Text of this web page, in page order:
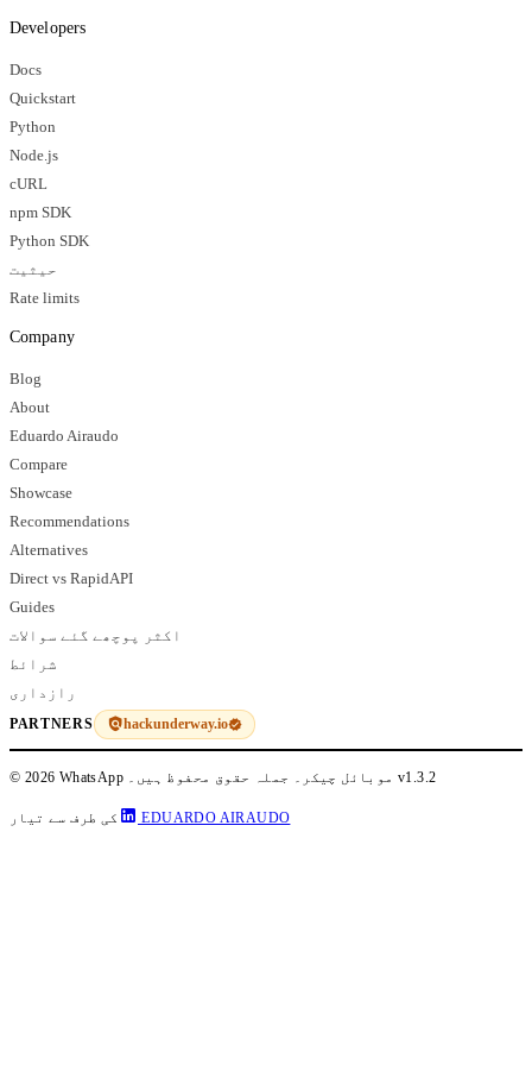
Developers
Docs
Quickstart
Python
Node.js
cURL
npm SDK
Python SDK
حیثیت
Rate limits
Company
Blog
About
Eduardo Airaudo
Compare
Showcase
Recommendations
Alternatives
Direct vs RapidAPI
Guides
اکثر پوچھے گئے سوالات
شرائط
رازداری
PARTNERS hackunderway.io
© 2026 WhatsApp موبائل چیکر۔ جملہ حقوق محفوظ ہیں۔v1.3.2
کی طرف سے تیار EDUARDO AIRAUDO